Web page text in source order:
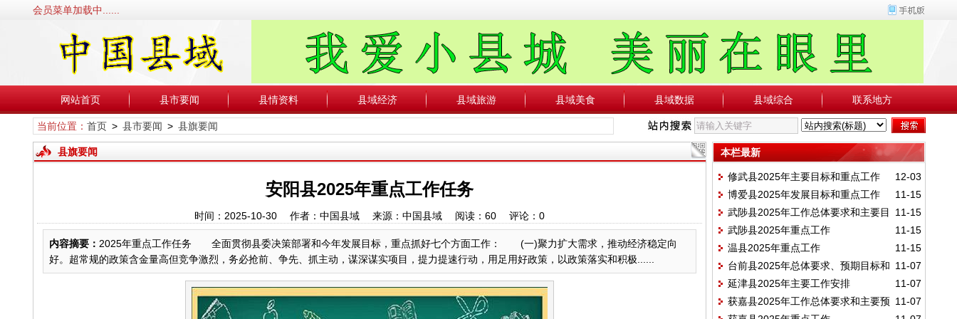
会员菜单加载中......
网站首页 县市要闻 县情资料 县域经济 县域旅游 县域美食 县域数据 县域综合 联系地方
当前位置： 首页> 县市要闻 > 县旗要闻
县旗要闻
安阳县2025年重点工作任务
时间：2025-10-30 作者：中国县域 来源：中国县域 阅读： 60评论： 0
内容摘要： 2025年重点工作任务 全面贯彻县委决策部署和今年发展目标，重点抓好七个方面工作： (一)聚力扩大需求，推动经济稳定向
好。超常规的政策含金量高但竞争激烈，务必抢前、争先、抓主动，谋深谋实项目，提力提速行动，用足用好政策，以政策落实和积极......
本栏最新
12-03
修武县2025年主要目标和重点工作
11-15
博爱县2025年发展目标和重点工作
11-15
武陟县2025年工作总体要求和主要目
标
11-15
武陟县2025年重点工作
11-15
温县2025年重点工作
11-07
台前县2025年总体要求、预期目标和
重点任务
11-07
延津县2025年主要工作安排
11-07
获嘉县2025年工作总体要求和主要预